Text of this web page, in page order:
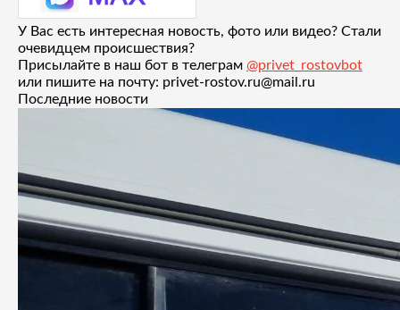
У Вас есть интересная новость, фото или видео? Стали
очевидцем происшествия?
Присылайте в наш бот в телеграм @privet_rostovbot
или пишите на почту: privet-rostov.ru@mail.ru
Последние новости